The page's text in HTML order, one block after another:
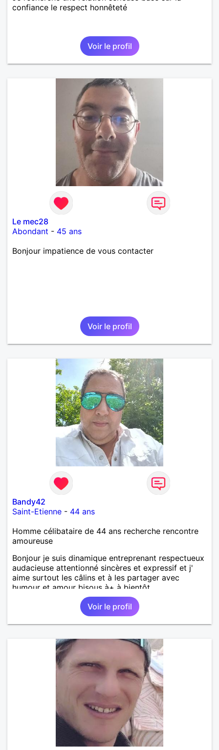
confiance le respect honnêteté
Voir le profil
Le mec28
Abondant - 45 ans
Bonjour impatience de vous contacter
Voir le profil
Bandy42
Saint-Etienne - 44 ans
Homme célibataire de 44 ans recherche rencontre
amoureuse
Bonjour je suis dinamique entreprenant respectueux
audacieuse attentionné sincères et expressif et j'
aime surtout les câlins et à les partager avec
humour et amour bisous à+ à bientôt
Voir le profil